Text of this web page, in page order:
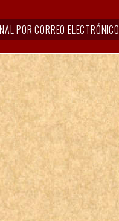
POR CORREO ELECTRÓNICO